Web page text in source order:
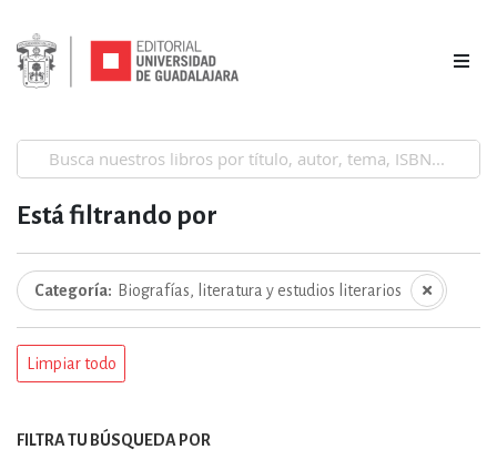
Está filtrando por
Categoría Biografías, literatura y estudios literarios
Limpiar todo
FILTRA TU BÚSQUEDA POR